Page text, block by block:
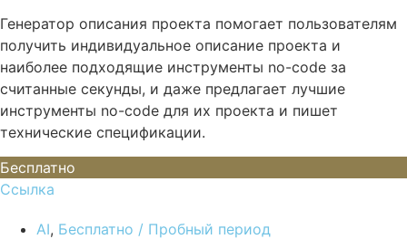
Генератор описания проекта помогает пользователям
получить индивидуальное описание проекта и
наиболее подходящие инструменты no-code за
считанные секунды, и даже предлагает лучшие
инструменты no-code для их проекта и пишет
технические спецификации.
Бесплатно
Ссылка
AI, Бесплатно / Пробный период